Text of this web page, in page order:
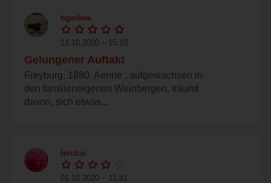
tigerbea
11.10.2020 – 15:10
Gelungener Auftakt
Freyburg, 1880. Aenne , aufgewachsen in
den familieneigenen Weinbergen, träumt
davon, sich etwas...
lerchie
01.10.2020 – 11:41